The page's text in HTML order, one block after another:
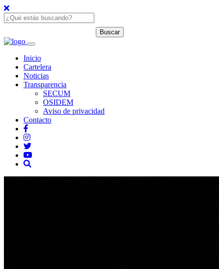
Inicio
Cartelera
Noticias
Transparencia
SECUM
OSIDEM
Aviso de privacidad
Contacto